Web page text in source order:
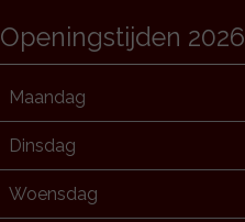
Openingstijden 2026
Maandag
Dinsdag
Woensdag